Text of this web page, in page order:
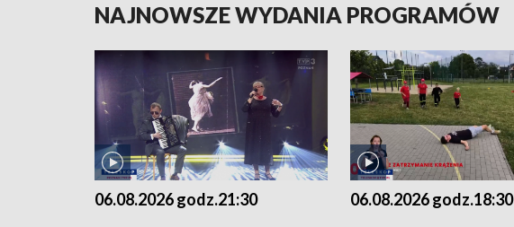
NAJNOWSZE WYDANIA PROGRAMÓW
06.08.2026 godz.21:30 06.08.2026 godz.18:30